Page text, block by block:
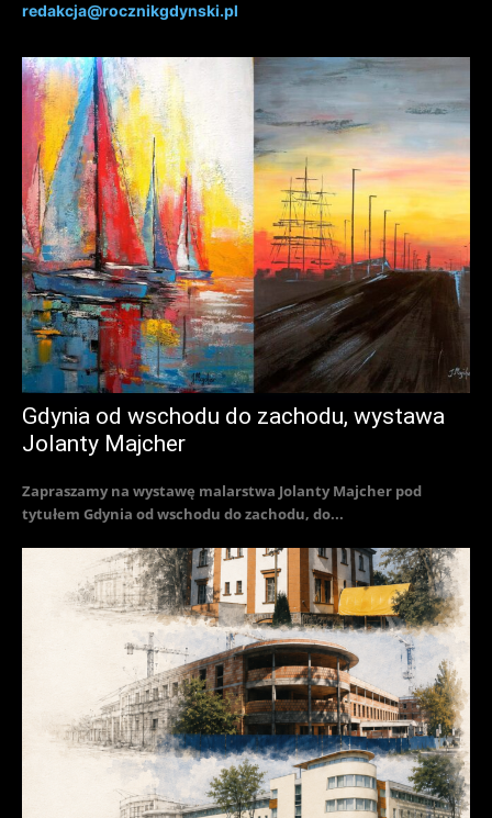
redakcja@rocznikgdynski.pl
Gdynia od wschodu do zachodu, wystawa
Jolanty Majcher
Zapraszamy na wystawę malarstwa Jolanty Majcher pod
tytułem Gdynia od wschodu do zachodu, do...